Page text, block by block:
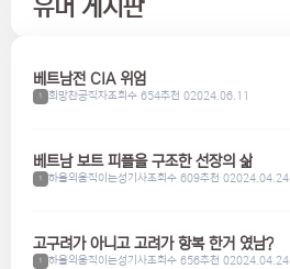
유머 게시판
베트남전 CIA 위엄
1 희망찬공직자조회수 654추천 02024.06.11
베트남 보트 피플을 구조한 선장의 삶
1 하울의움직이는성기사조회수 609추천 02024.04.24
고구려가 아니고 고려가 항복 한거 였남?
1 하울의움직이는성기사조회수 656추천 02024.04.24